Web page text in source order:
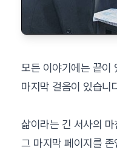
모든 이야기에는 끝이
마지막 걸음이 있습니
삶이라는 긴 서사의 마
그 마지막 페이지를 존